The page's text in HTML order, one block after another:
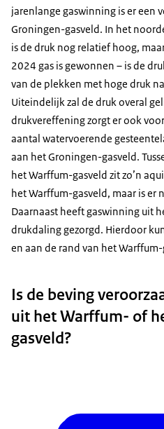
jarenlange gaswinning is er een
Groningen-gasveld. In het
is de druk nog relatief hoog,
2024 gas is gewonnen – is de
van de plekken met hoge druk
Uiteindelijk zal de druk overal
drukvereffening zorgt er ook
aantal watervoerende
aan het Groningen-gasveld.
het Warffum-gasveld zit zo’n
het Warffum-gasveld, maar is er
Daarnaast heeft gaswinning uit
drukdaling gezorgd. Hierdoor
en aan de rand van het
Is de beving
uit het Warffum- of
gasveld?